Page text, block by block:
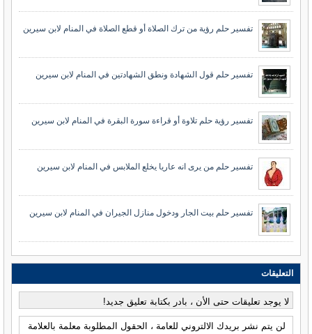
تفسير حلم رؤية من ترك الصلاة أو قطع الصلاة في المنام لابن سيرين
تفسير حلم قول الشهادة ونطق الشهادتين في المنام لابن سيرين
تفسير رؤية حلم تلاوة أو قراءة سورة البقرة في المنام لابن سيرين
تفسير حلم من يرى انه عاريا يخلع الملابس في المنام لابن سيرين
تفسير حلم بيت الجار ودخول منازل الجيران في المنام لابن سيرين
التعليقات
لا يوجد تعليقات حتى الأن ، بادر بكتابة تعليق جديد!
لن يتم نشر بريدك الالتروني للعامة ، الحقول المطلوبة معلمة بالعلامة